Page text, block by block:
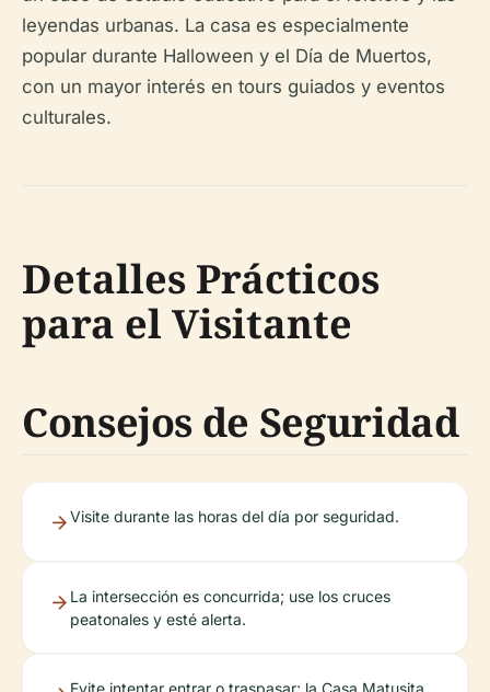
leyendas urbanas. La casa es especialmente
popular durante Halloween y el Día de Muertos,
con un mayor interés en tours guiados y eventos
culturales.
Detalles Prácticos
para el Visitante
Consejos de Seguridad
Visite durante las horas del día por seguridad.
La intersección es concurrida; use los cruces
peatonales y esté alerta.
Evite intentar entrar o traspasar; la Casa Matusita